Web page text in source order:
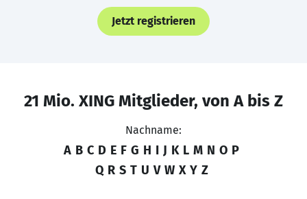
Jetzt registrieren
21 Mio. XING Mitglieder, von A bis Z
Nachname:
A B C D E F G H I J K L M N O P
Q R S T U V W X Y Z